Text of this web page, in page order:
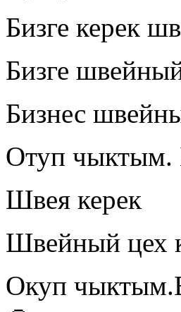
Бизге керек
Бизге
Бизнес
Отуп чыктым.
Швея керек
Швейный цех
Окуп